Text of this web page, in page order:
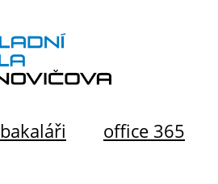
bakaláři
office 365